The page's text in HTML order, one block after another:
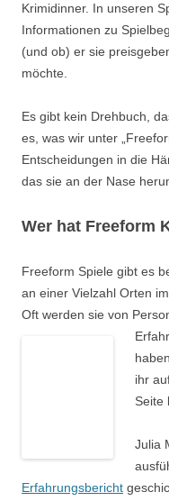
Krimidinner. In unseren
Informationen zu
(und ob) er sie
möchte.
Es gibt kein Drehbuch,
es, was wir unter
Entscheidungen in die
das sie an der Nase
Wer hat Freeform
Freeform Spiele gibt es
an einer Vielzahl Orten
Oft werden sie von
ihr
Seite
Julia
Erfahrungsbericht